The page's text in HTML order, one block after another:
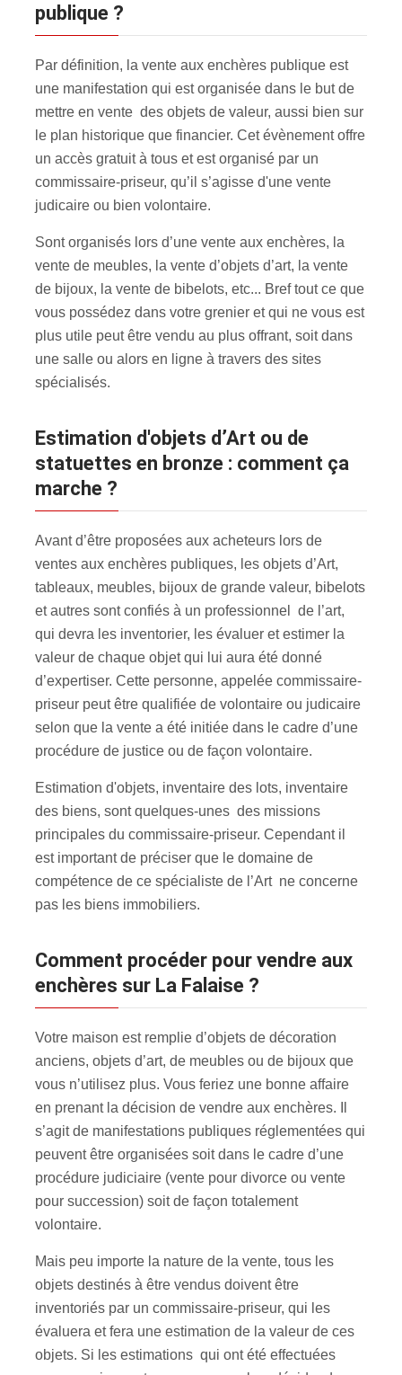
publique ?
Par définition, la vente aux enchères publique est
une manifestation qui est organisée dans le but de
mettre en vente des objets de valeur, aussi bien sur
le plan historique que financier. Cet évènement offre
un accès gratuit à tous et est organisé par un
commissaire-priseur, qu’il s’agisse d'une vente
judicaire ou bien volontaire.
Sont organisés lors d’une vente aux enchères, la
vente de meubles, la vente d’objets d’art, la vente
de bijoux, la vente de bibelots, etc... Bref tout ce que
vous possédez dans votre grenier et qui ne vous est
plus utile peut être vendu au plus offrant, soit dans
une salle ou alors en ligne à travers des sites
spécialisés.
estimation d'objets d’Art ou de
statuettes en bronze : comment ça
marche ?
Avant d’être proposées aux acheteurs lors de
ventes aux enchères publiques, les objets d’Art,
tableaux, meubles, bijoux de grande valeur, bibelots
et autres sont confiés à un professionnel de l’art,
qui devra les inventorier, les évaluer et estimer la
valeur de chaque objet qui lui aura été donné
d’expertiser. Cette personne, appelée commissaire-
priseur peut être qualifiée de volontaire ou judicaire
selon que la vente a été initiée dans le cadre d’une
procédure de justice ou de façon volontaire.
Estimation d'objets, inventaire des lots, inventaire
des biens, sont quelques-unes des missions
principales du commissaire-priseur. Cependant il
est important de préciser que le domaine de
compétence de ce spécialiste de l’Art ne concerne
pas les biens immobiliers.
Comment procéder pour vendre aux
enchères sur La Falaise ?
Votre maison est remplie d’objets de décoration
anciens, objets d’art, de meubles ou de bijoux que
vous n’utilisez plus. Vous feriez une bonne affaire
en prenant la décision de vendre aux enchères. Il
s’agit de manifestations publiques réglementées qui
peuvent être organisées soit dans le cadre d’une
procédure judiciaire (vente pour divorce ou vente
pour succession) soit de façon totalement
volontaire.
Mais peu importe la nature de la vente, tous les
objets destinés à être vendus doivent être
inventoriés par un commissaire-priseur, qui les
évaluera et fera une estimation de la valeur de ces
objets. Si les estimations qui ont été effectuées